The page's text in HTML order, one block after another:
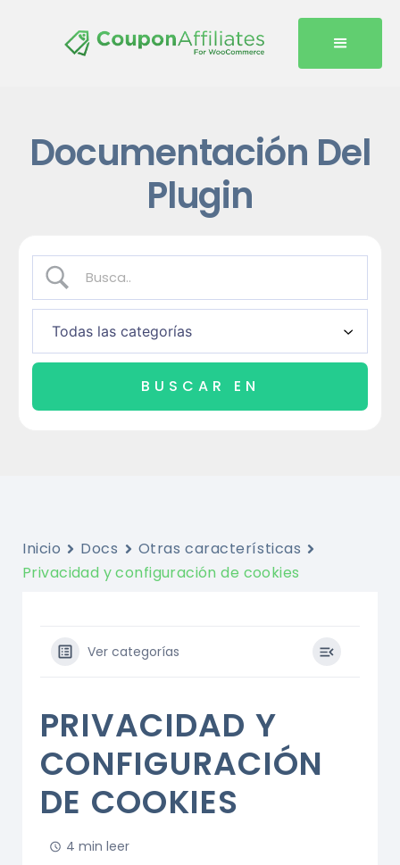
Documentación Del
Plugin
Inicio Docs
Otras características
Privacidad y configuración de cookies
Ver categorías
PRIVACIDAD Y
CONFIGURACIÓN
DE COOKIES
4 min leer